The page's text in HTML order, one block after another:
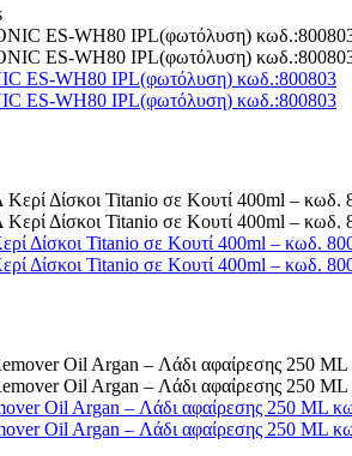
ES-WH80 IPL(φωτόλυση) κωδ.:800803
ES-WH80 IPL(φωτόλυση) κωδ.:800803
Δίσκοι Titanio σε Κουτί 400ml – κωδ.
Δίσκοι Titanio σε Κουτί 400ml – κωδ.
Oil Argan – Λάδι αφαίρεσης 250 ML
Oil Argan – Λάδι αφαίρεσης 250 ML